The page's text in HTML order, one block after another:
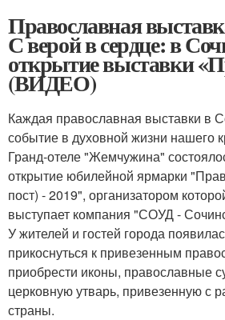
Православная
С верой в сердце: в
открытие выставки
(ВИДЕО)
Каждая православная выставки в
событие в духовной жизни нашего
Гранд-отеле "Жемчужина"
открытие юбилейной ярмарки
пост) - 2019", организатором
выступает компания "СОУД -
У жителей и гостей города
прикоснуться к привезенным
приобрести иконы, православные
церковную утварь, привезенную с
страны.